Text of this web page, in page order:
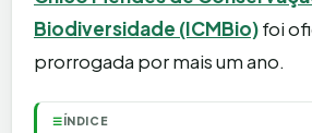
Biodiversidade (ICMBio)foi
prorrogada por mais um ano.
☰ÍNDICE